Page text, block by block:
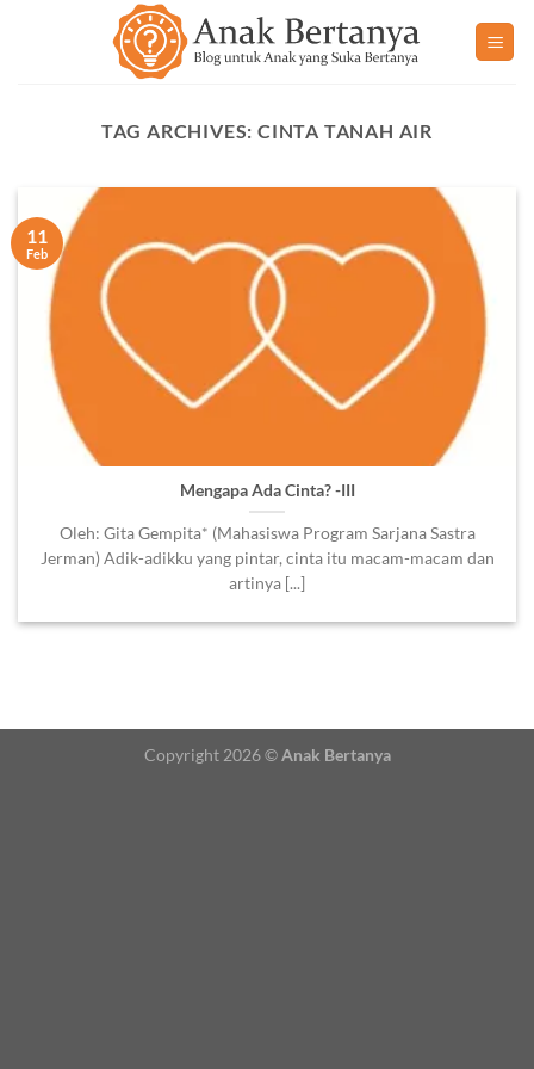
TAG ARCHIVES:CINTA TANAH AIR
Mengapa Ada Cinta? -III
Oleh: Gita Gempita* (Mahasiswa Program Sarjana Sastra
Jerman) Adik-adikku yang pintar, cinta itu macam-macam dan
artinya [...]
11
Feb
Copyright 2026 ©Anak Bertanya